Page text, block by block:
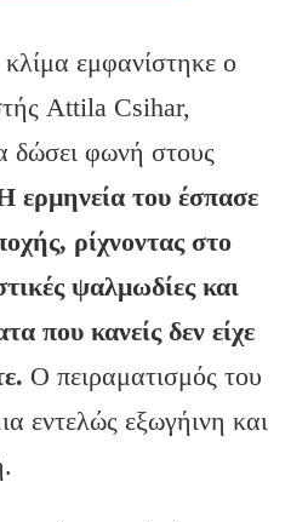
εμφανίστηκε ο
Attila Csihar,
δώσει φωνή στους
ερμηνεία του έσπασε
ρίχνοντας στο
ψαλμωδίες και
που κανείς δεν είχε
Ο πειραματισμός του
εντελώς εξωγήινη και